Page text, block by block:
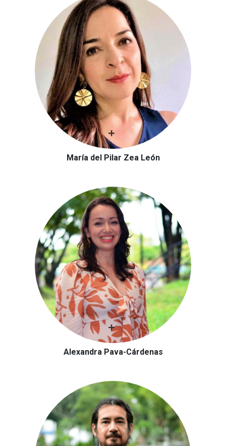
María del Pilar Zea León
Alexandra Pava-Cárdenas